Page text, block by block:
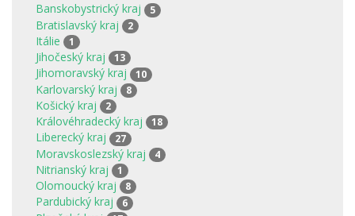
Banskobystrický kraj 5
Bratislavský kraj 2
Itálie 1
Jihočeský kraj 13
Jihomoravský kraj 10
Karlovarský kraj 8
Košický kraj 2
Královéhradecký kraj 18
Liberecký kraj 27
Moravskoslezský kraj 4
Nitrianský kraj 1
Olomoucký kraj 8
Pardubický kraj 6